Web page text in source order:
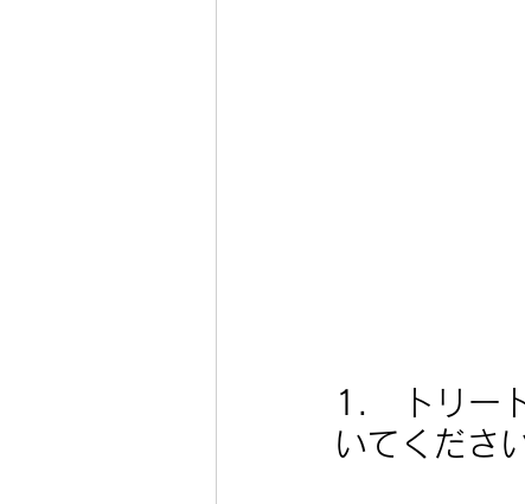
1.　トリー
いてくださ